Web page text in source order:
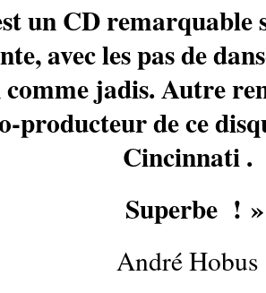
un CD remarquable
avec les pas de
jadis. Autre
producteur de ce
Cincinnati .
Superbe ! »
André Hobus